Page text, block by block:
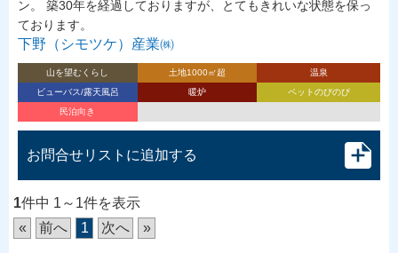
ン。 築30年を経過しておりますが、とてもきれいな状態を保っ
ております。
下野（シモツケ）産業㈱
山を望むくらし 土地1000㎡超
温泉
ビューバス/露天風呂
暖炉
ペットのびのび
民泊向き
お問合せリストに追加する
1件中 1～1件を表示
«
前へ 1 次へ »